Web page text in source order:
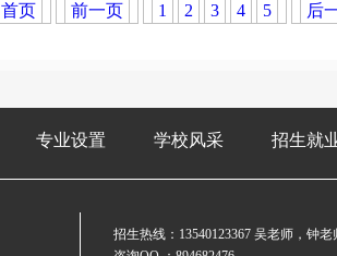
首页 前一页 1 2 3 4 5 后
专业设置 学校风采 招生就
招生热线： 13540123367 吴老师，钟老